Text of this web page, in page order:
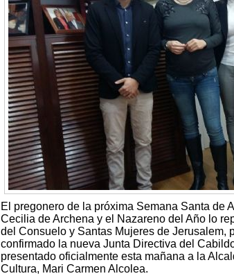
El pregonero de la próxima Semana Santa de
Cecilia de Archena y el Nazareno del Año lo
del Consuelo y Santas Mujeres de Jerusalem,
confirmado la nueva Junta Directiva del
presentado oficialmente esta mañana a la
Cultura, Mari Carmen Alcolea.